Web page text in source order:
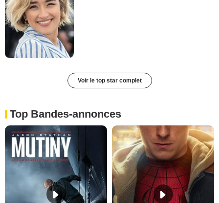
Voir le top star complet
Top Bandes-annonces